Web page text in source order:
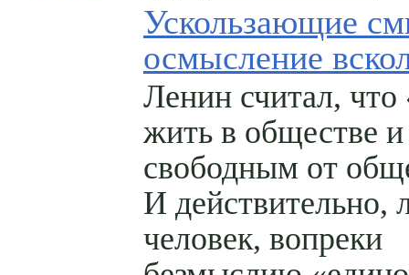
Ускользающие
осмысление
Ленин считал, что
жить в обществе
свободным от
И действительно,
человек, вопреки